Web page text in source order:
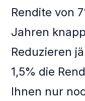
Rendite von
Jahren
Reduzieren
1,5% die
Ihnen nur